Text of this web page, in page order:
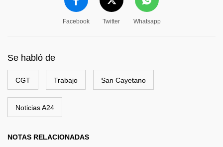
Facebook Twitter Whatsapp
Se habló de
CGT Trabajo San Cayetano
Noticias A24
NOTAS RELACIONADAS